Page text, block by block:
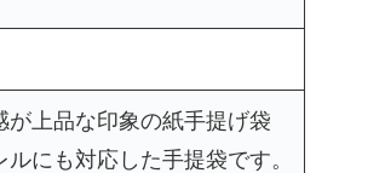
上品な印象の紙手提げ袋
にも対応した手提袋です。